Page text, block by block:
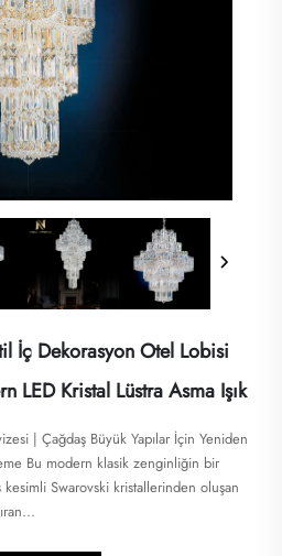
İç Dekorasyon Otel Lobisi
LED Kristal Lüstra Asma Işık
| Çağdaş Büyük Yapılar İçin Yeniden
Bu modern klasik zenginliğin bir
kesimli Swarovski kristallerinden oluşan